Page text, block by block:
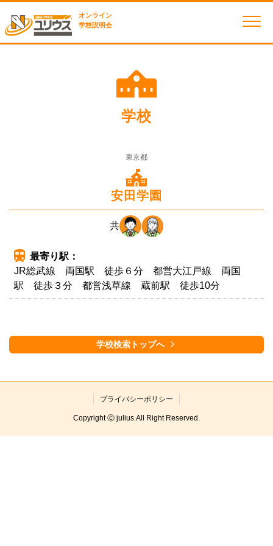
オンライン
学校説明会
学校
東京都
安田学園
共
最寄り駅：
JR総武線 両国駅 徒歩６分 都営大江戸線 両国
駅 徒歩３分 都営浅草線 蔵前駅 徒歩10分
学校検索トップへ
プライバシーポリシー
Copyright Ⓒ julius.All Right Reserved.